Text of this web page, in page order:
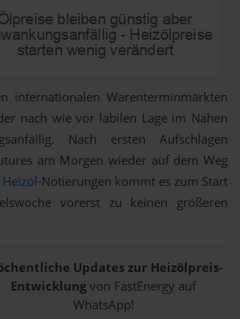
internationalen Warenterminmärkten
nach wie vor labilen Lage im Nahen
Nach ersten Aufschlägen
am Morgen wieder auf dem Weg
Heizöl-Notierungen kommt es zum Start
vorerst zu keinen größeren
Updates zur Heizölpreis-
Entwicklungvon FastEnergy auf
WhatsApp!